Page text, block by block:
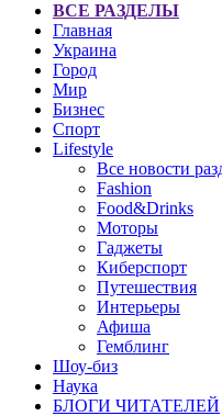
ВСЕ РАЗДЕЛЫ
Главная
Украина
Город
Мир
Бизнес
Спорт
Lifestyle
Все новости
Fashion
Food&Drinks
Моторы
Гаджеты
Киберспорт
Путешествия
Интерьеры
Афиша
Гемблинг
Шоу-биз
Наука
БЛОГИ ЧИТАТЕЛЕЙ